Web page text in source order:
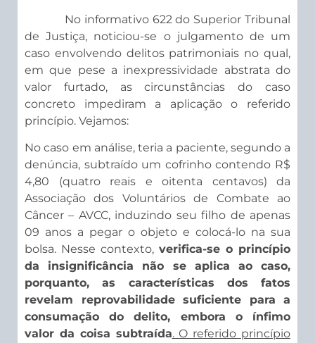
No informativo 622 do Superior Tribunal
de Justiça, noticiou-se o julgamento de um
caso envolvendo delitos patrimoniais no qual,
em que pese a inexpressividade abstrata do
valor furtado, as circunstâncias do caso
concreto impediram a aplicação o referido
princípio. Vejamos:
No caso em análise, teria a paciente, segundo a
denúncia, subtraído um cofrinho contendo R$
4,80 (quatro reais e oitenta centavos) da
Associação dos Voluntários de Combate ao
Câncer – AVCC, induzindo seu filho de apenas
09 anos a pegar o objeto e colocá-lo na sua
bolsa. Nesse contexto, verifica-se o princípio
da insignificância não se aplica ao caso,
porquanto, as características dos fatos
revelam reprovabilidade suficiente para a
consumação do delito, embora o ínfimo
valor da coisa subtraída. O referido princípio